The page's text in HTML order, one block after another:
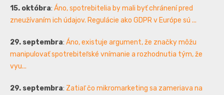
15. októbra: Áno, spotrebitelia by mali byť chránení pred
zneužívaním ich údajov. Regulácie ako GDPR v Európe sú ...
29. septembra: Áno, existuje argument, že značky môžu
manipulovať spotrebiteľské vnímanie a rozhodnutia tým, že
vyu...
29. septembra: Zatiaľ čo mikromarketing sa zameriava na